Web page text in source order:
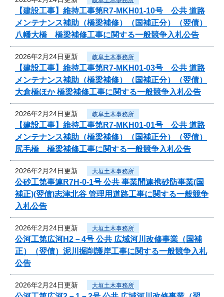
【建設工事】維持工事第R7-MKH01-10号 公共 道路
メンテナンス補助（橋梁補修）（国補正分）（翌債）
八幡大橋 橋梁補修工事に関する一般競争入札公告
2026年2月24日更新 岐阜土木事務所
【建設工事】維持工事第R7-MKH01-03号 公共 道路
メンテナンス補助（橋梁補修）（国補正分）（翌債）
大倉橋ほか 橋梁補修工事に関する一般競争入札公告
2026年2月24日更新 岐阜土木事務所
【建設工事】維持工事第R7-MKH01-01号 公共 道路
メンテナンス補助（橋梁補修）（国補正分）（翌債）
尻毛橋 橋梁補修工事に関する一般競争入札公告
2026年2月24日更新 大垣土木事務所
公砂工第事連R7H-0-1号 公共 事業間連携砂防事業(国
補正)(翌債)志津北谷 管理用道路工事に関する一般競争
入札公告
2026年2月24日更新 大垣土木事務所
公河工第広河H2－4号 公共 広域河川改修事業（国補
正）（翌債）泥川掘削護岸工事に関する一般競争入札
公告
2026年2月24日更新 大垣土木事務所